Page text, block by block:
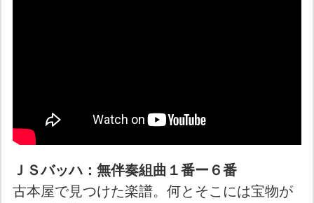
ＪＳバッハ：無伴奏組曲１番ー６番
古本屋で見つけた楽譜。何とそこには宝物が